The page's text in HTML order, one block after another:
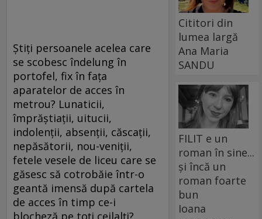
Ştiţi persoanele acelea care
se scobesc îndelung în
portofel, fix în faţa
aparatelor de acces în
metrou? Lunaticii,
împrăştiaţii, uitucii,
indolenţii, absenţii, căscaţii,
nepăsătorii, nou-veniţii,
fetele vesele de liceu care se
găsesc să cotrobăie într-o
geantă imensă după cartela
de acces în timp ce-i
Cititori din
lumea largă
Ana Maria
SANDU
FILIT e un
roman în sine...
și încă un
roman foarte
bun
Ioana